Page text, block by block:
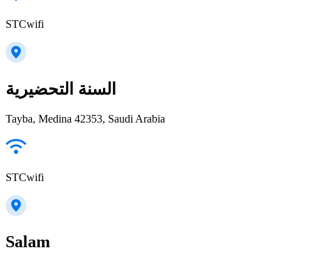
STCwifi
السنة التحضيرية
Tayba, Medina 42353, Saudi Arabia
STCwifi
Salam